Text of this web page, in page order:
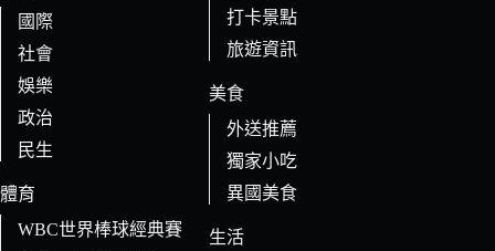
國際
社會
娛樂
政治
民生
體育
WBC世界棒球經典賽
打卡景點
旅遊資訊
美食
外送推薦
獨家小吃
異國美食
生活